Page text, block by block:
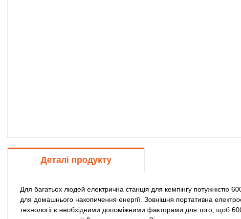
Деталі продукту
Для багатьох людей електрична станція для кемпінгу потужністю
для домашнього накопичення енергії. Зовнішня портативна
технології є необхідними допоміжними факторами для того, щоб